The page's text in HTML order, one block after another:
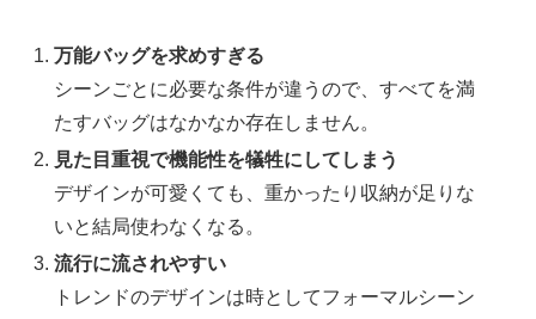
万能バッグを求めすぎる
シーンごとに必要な条件が違うので、すべてを満
たすバッグはなかなか存在しません。
見た目重視で機能性を犠牲にしてしまう
デザインが可愛くても、重かったり収納が足りな
いと結局使わなくなる。
流行に流されやすい
トレンドのデザインは時としてフォーマルシーン